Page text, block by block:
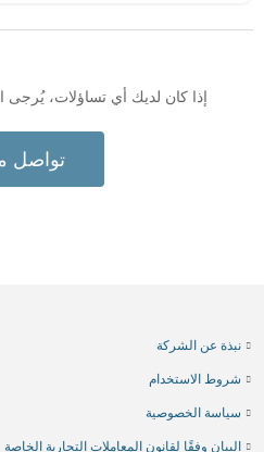
إذا كان لديك أي تساؤلات، يُرجى
تواصل
نبذة عن الشركة
شروط الاستخدام
سياسة الخصوصية
البيان وفقًا لقانون المعاملات التجارية الخاصة